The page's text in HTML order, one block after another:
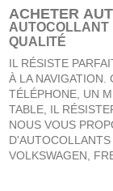
ACHETER
AUTOCOLLANT
QUALITÉ
IL RÉSISTE
À LA NAVIGATION.
TÉLÉPHONE, UN
TABLE, IL
NOUS VOUS
VOLKSWAGEN,